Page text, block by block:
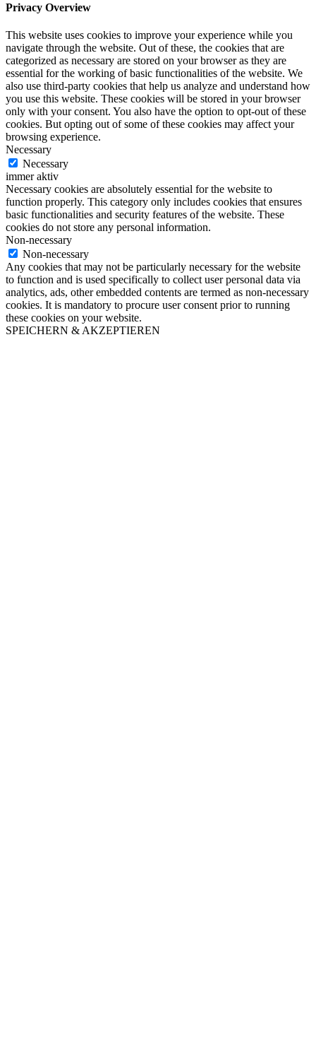
Privacy Overview
This website uses cookies to improve your experience while you
navigate through the website. Out of these, the cookies that are
categorized as necessary are stored on your browser as they are
essential for the working of basic functionalities of the website. We
also use third-party cookies that help us analyze and understand how
you use this website. These cookies will be stored in your browser
only with your consent. You also have the option to opt-out of these
cookies. But opting out of some of these cookies may affect your
browsing experience.
Necessary
Necessary
immer aktiv
Necessary cookies are absolutely essential for the website to
function properly. This category only includes cookies that ensures
basic functionalities and security features of the website. These
cookies do not store any personal information.
Non-necessary
Non-necessary
Any cookies that may not be particularly necessary for the website
to function and is used specifically to collect user personal data via
analytics, ads, other embedded contents are termed as non-necessary
cookies. It is mandatory to procure user consent prior to running
these cookies on your website.
SPEICHERN & AKZEPTIEREN